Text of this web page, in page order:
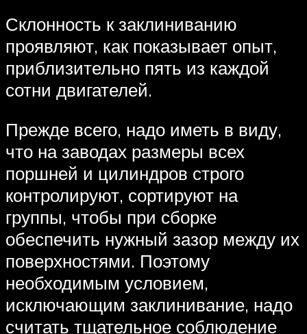
Склонность к заклиниванию
проявляют, как показывает опыт,
приблизительно пять из каждой
сотни двигателей.
Прежде всего, надо иметь в виду,
что на заводах размеры всех
поршней и цилиндров строго
контролируют, сортируют на
группы, чтобы при сборке
обеспечить нужный зазор между их
поверхностями. Поэтому
необходимым условием,
исключающим заклинивание, надо
считать тщательное соблюдение